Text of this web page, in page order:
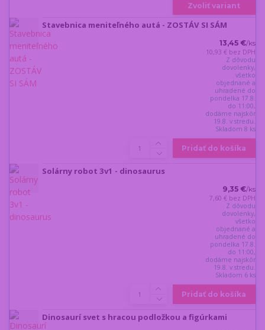
Zvoliť variant
Stavebnica meniteľného autá - ZOSTÁV SI SÁM
13,45 €/ks
10,93 € bez DPH
Z dôvodu
dovolenky,
všetko
objednané a
uhradené do
pondelka 17.8.
do 11:00,
dodáme najskôr
19.8. v stredu.
Skladom 8 ks
Pridať do košíka
Solárny robot 3v1 - dinosaurus
9,35 €/ks
7,60 € bez DPH
Z dôvodu
dovolenky,
všetko
objednané a
uhradené do
pondelka 17.8.
do 11:00,
dodáme najskôr
19.8. v stredu.
Skladom 6 ks
Pridať do košíka
Dinosaurí svet s hracou podložkou a figúrkami